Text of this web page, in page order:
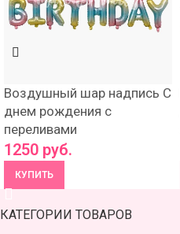
Воздушный шар надпись С
днем рождения с
переливами
1250 руб.
КУПИТЬ
КАТЕГОРИИ ТОВАРОВ